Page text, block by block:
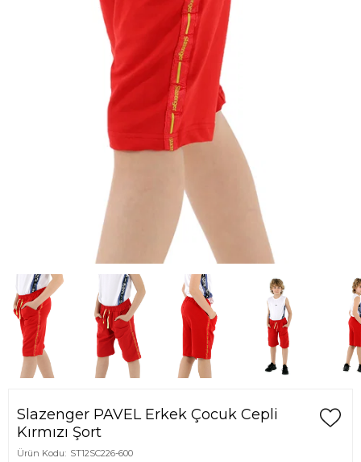
Slazenger PAVEL Erkek Çocuk Cepli
Kırmızı Şort
Ürün Kodu: ST12SC226-600